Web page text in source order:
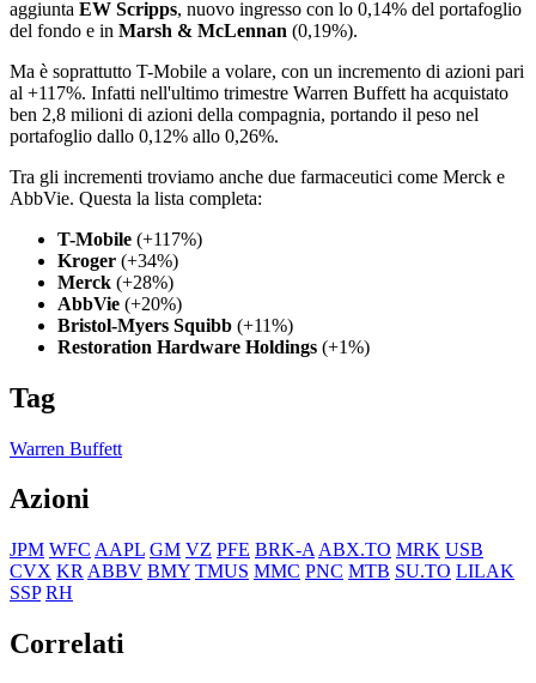
aggiunta EW Scripps, nuovo ingresso con lo 0,14% del portafoglio
del fondo e in Marsh & McLennan (0,19%).
Ma è soprattutto T-Mobile a volare, con un incremento di azioni pari
al +117%. Infatti nell'ultimo trimestre Warren Buffett ha acquistato
ben 2,8 milioni di azioni della compagnia, portando il peso nel
portafoglio dallo 0,12% allo 0,26%.
Tra gli incrementi troviamo anche due farmaceutici come Merck e
AbbVie. Questa la lista completa:
T-Mobile (+117%)
Kroger (+34%)
Merck (+28%)
AbbVie (+20%)
Bristol-Myers Squibb (+11%)
Restoration Hardware Holdings (+1%)
Tag
Warren Buffett
Azioni
JPM WFC AAPL GM VZ PFE BRK-A ABX.TO MRK USB
CVX KR ABBV BMY TMUS MMC PNC MTB SU.TO LILAK
SSP RH
Correlati